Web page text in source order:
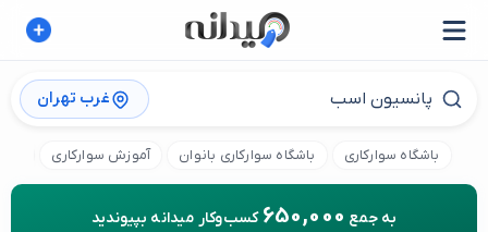
غرب تهران
باشگاه سوارکاری باشگاه سوارکاری بانوان آموزش سوارکاری
به جمع 650,000 کسب‌وکار میدانه بپیوندید